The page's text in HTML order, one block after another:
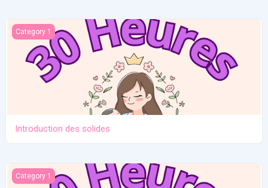
Introduction des solides
Category 1
Introduction des solides
Le code de commercialisation des substituts de lait maternel
Category 1